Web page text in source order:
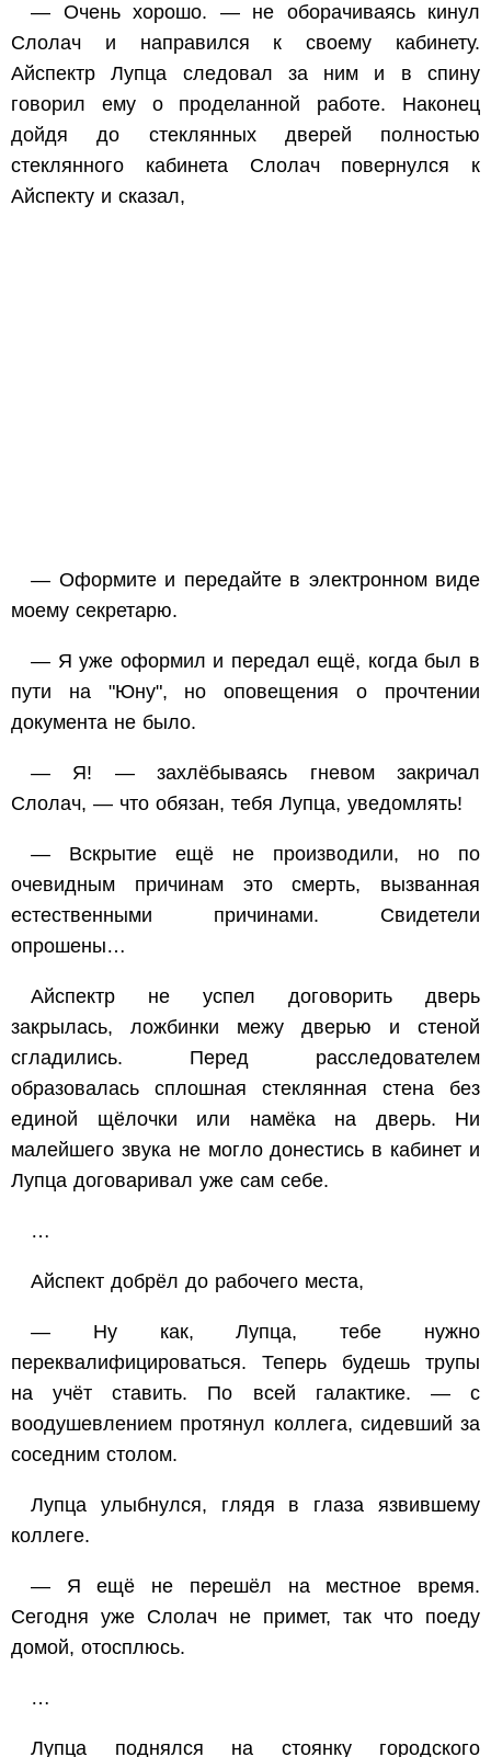
— Очень хорошо. — не оборачиваясь кинул
Слолач и направился к своему кабинету.
Айспектр Лупца следовал за ним и в спину
говорил ему о проделанной работе. Наконец
дойдя до стеклянных дверей полностью
стеклянного кабинета Слолач повернулся к
Айспекту и сказал,
— Оформите и передайте в электронном виде
моему секретарю.
— Я уже оформил и передал ещё, когда был в
пути на "Юну", но оповещения о прочтении
документа не было.
— Я! — захлёбываясь гневом закричал
Слолач, — что обязан, тебя Лупца, уведомлять!
— Вскрытие ещё не производили, но по
очевидным причинам это смерть, вызванная
естественными причинами. Свидетели
опрошены…
Айспектр не успел договорить дверь
закрылась, ложбинки межу дверью и стеной
сгладились. Перед расследователем
образовалась сплошная стеклянная стена без
единой щёлочки или намёка на дверь. Ни
малейшего звука не могло донестись в кабинет и
Лупца договаривал уже сам себе.
…
Айспект добрёл до рабочего места,
— Ну как, Лупца, тебе нужно
переквалифицироваться. Теперь будешь трупы
на учёт ставить. По всей галактике. — с
воодушевлением протянул коллега, сидевший за
соседним столом.
Лупца улыбнулся, глядя в глаза язвившему
коллеге.
— Я ещё не перешёл на местное время.
Сегодня уже Слолач не примет, так что поеду
домой, отосплюсь.
…
Лупца поднялся на стоянку городского